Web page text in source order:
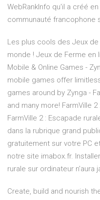
WebRankInfo qu'il a créé
communauté francophone
Les plus cools des Jeux
monde ! Jeux de Ferme en
Mobile & Online Games -
mobile games offer
games around by Zynga -
and many more! FarmVille
FarmVille 2 : Escapade
dans la rubrique grand
gratuitement sur votre PC
notre site imabox.fr.
rurale sur ordinateur n’aura
Create, build and nourish